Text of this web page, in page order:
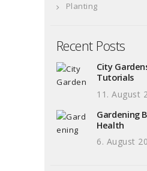
Planting
Recent Posts
City
Tutorials
11. August
Gardening
Health
6. August